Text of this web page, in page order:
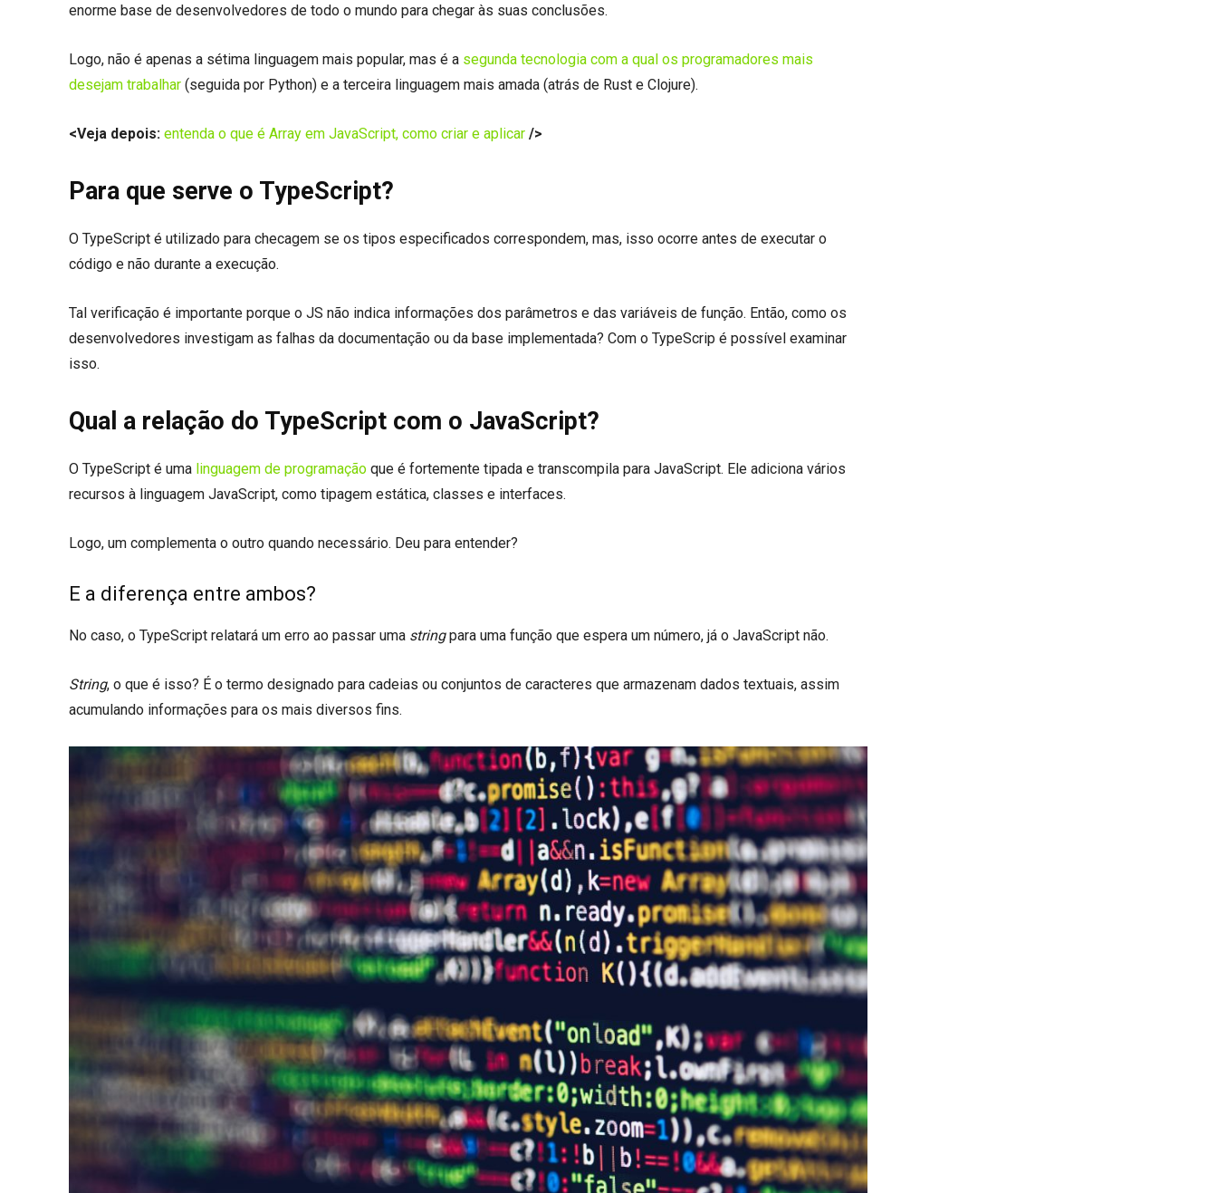
enorme base de desenvolvedores de todo o mundo para chegar às suas conclusões.
Logo, não é apenas a sétima linguagem mais popular, mas é a segunda tecnologia com a qual os programadores mais
desejam trabalhar (seguida por Python) e a terceira linguagem mais amada (atrás de Rust e Clojure).
<Veja depois: entenda o que é Array em JavaScript, como criar e aplicar />
Para que serve o TypeScript?
O TypeScript é utilizado para checagem se os tipos especificados correspondem, mas, isso ocorre antes de executar o
código e não durante a execução.
Tal verificação é importante porque o JS não indica informações dos parâmetros e das variáveis de função. Então, como os
desenvolvedores investigam as falhas da documentação ou da base implementada? Com o TypeScrip é possível examinar
isso.
Qual a relação do TypeScript com o JavaScript?
O TypeScript é uma linguagem de programação que é fortemente tipada e transcompila para JavaScript. Ele adiciona vários
recursos à linguagem JavaScript, como tipagem estática, classes e interfaces.
Logo, um complementa o outro quando necessário. Deu para entender?
E a diferença entre ambos?
No caso, o TypeScript relatará um erro ao passar uma stringpara uma função que espera um número, já o JavaScript não.
String, o que é isso? É o termo designado para cadeias ou conjuntos de caracteres que armazenam dados textuais, assim
acumulando informações para os mais diversos fins.